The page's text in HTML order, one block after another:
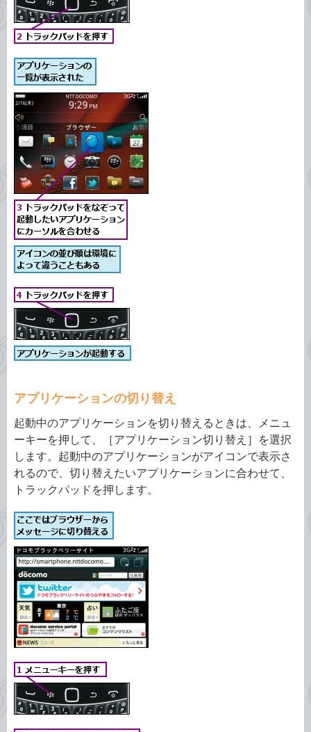
アプリケーションの切り替え
起動中のアプリケーションを切り替えるときは、メニュ
ーキーを押して、［アプリケーション切り替え］を選択
します。起動中のアプリケーションがアイコンで表示さ
れるので、切り替えたいアプリケーションに合わせて、
トラックパッドを押します。